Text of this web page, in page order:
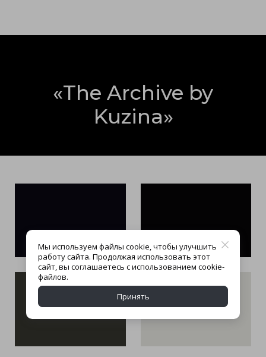
«The Archive by
Kuzina»
Мы используем файлы cookie, чтобы улучшить
работу сайта. Продолжая использовать этот
сайт, вы соглашаетесь с использованием cookie-
файлов.
Принять